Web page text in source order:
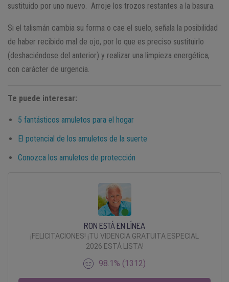
sustituido por uno nuevo. Arroje los trozos restantes a la basura.
Si el talismán cambia su forma o cae el suelo, señala la posibilidad
de haber recibido mal de ojo, por lo que es preciso sustituirlo
(deshaciéndose del anterior) y realizar una limpieza energética,
con carácter de urgencia.
Te puede interesar:
5 fantásticos amuletos para el hogar
El potencial de los amuletos de la suerte
Conozca los amuletos de protección
RON ESTÁ EN LÍNEA
¡FELICITACIONES! ¡TU VIDENCIA GRATUITA ESPECIAL
2026 ESTÁ LISTA!
98.1% (1312)